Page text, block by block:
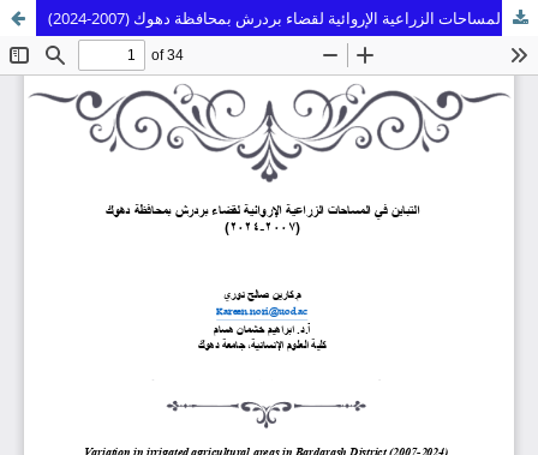
التباين في المساحات الزراعية الإروائية لقضاء بردرش بمحافظة دهوك (2007-2024)